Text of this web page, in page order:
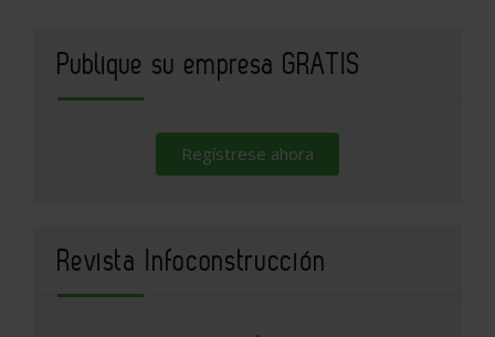
Publique su empresa GRATIS
Regístrese ahora
Revista Infoconstrucción